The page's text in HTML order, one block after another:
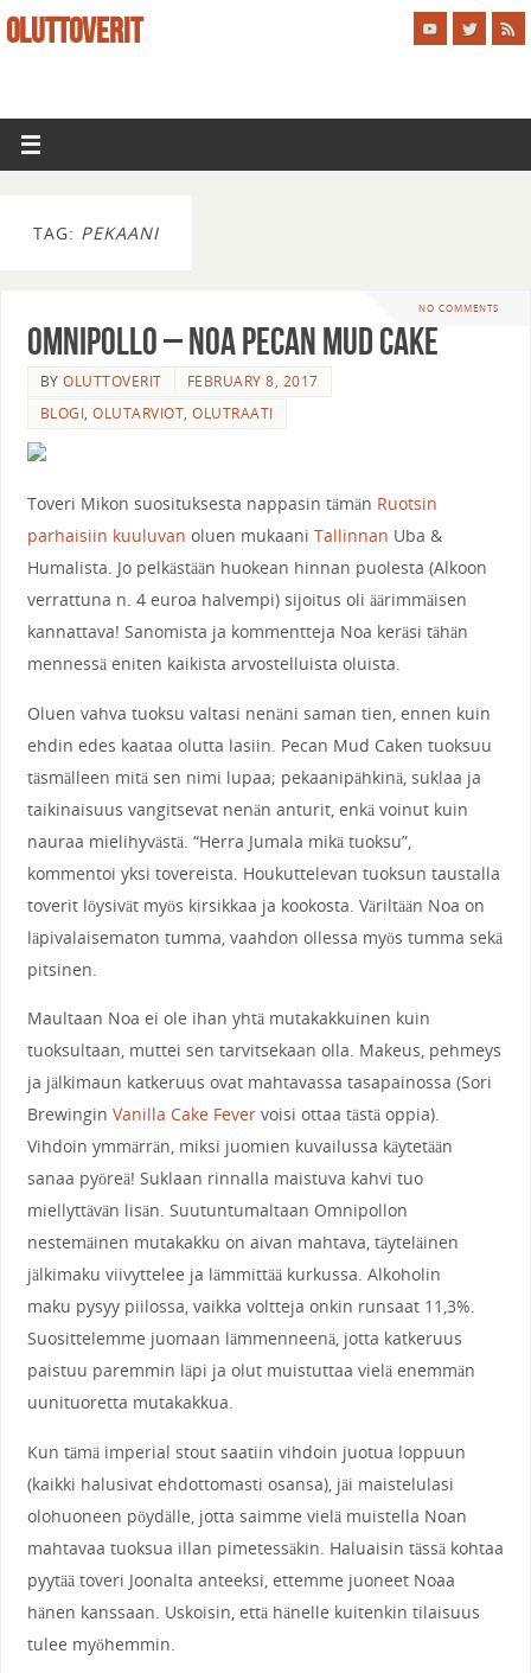
OLUTTOVERIT
TAG: PEKAANI
NO COMMENTS
Omnipollo – Noa Pecan Mud Cake
BYOLUTTOVERIT
FEBRUARY 8, 2017
BLOGI,OLUTARVIOT,OLUTRAATI
Toveri Mikon suosituksesta nappasin tämän Ruotsin
parhaisiin kuuluvan oluen mukaani Tallinnan Uba &
Humalista. Jo pelkästään huokean hinnan puolesta (Alkoon
verrattuna n. 4 euroa halvempi) sijoitus oli äärimmäisen
kannattava! Sanomista ja kommentteja Noa keräsi tähän
mennessä eniten kaikista arvostelluista oluista.
Oluen vahva tuoksu valtasi nenäni saman tien, ennen kuin
ehdin edes kaataa olutta lasiin. Pecan Mud Caken tuoksuu
täsmälleen mitä sen nimi lupaa; pekaanipähkinä, suklaa ja
taikinaisuus vangitsevat nenän anturit, enkä voinut kuin
nauraa mielihyvästä. “Herra Jumala mikä tuoksu”,
kommentoi yksi tovereista. Houkuttelevan tuoksun taustalla
toverit löysivät myös kirsikkaa ja kookosta. Väriltään Noa on
läpivalaisematon tumma, vaahdon ollessa myös tumma sekä
pitsinen.
Maultaan Noa ei ole ihan yhtä mutakakkuinen kuin
tuoksultaan, muttei sen tarvitsekaan olla. Makeus, pehmeys
ja jälkimaun katkeruus ovat mahtavassa tasapainossa (Sori
Brewingin Vanilla Cake Fevervoisi ottaa tästä oppia).
Vihdoin ymmärrän, miksi juomien kuvailussa käytetään
sanaa pyöreä! Suklaan rinnalla maistuva kahvi tuo
miellyttävän lisän. Suutuntumaltaan Omnipollon
nestemäinen mutakakku on aivan mahtava, täyteläinen
jälkimaku viivyttelee ja lämmittää kurkussa. Alkoholin
maku pysyy piilossa, vaikka voltteja onkin runsaat 11,3%.
Suosittelemme juomaan lämmenneenä, jotta katkeruus
paistuu paremmin läpi ja olut muistuttaa vielä enemmän
uunituoretta mutakakkua.
Kun tämä imperial stout saatiin vihdoin juotua loppuun
(kaikki halusivat ehdottomasti osansa), jäi maistelulasi
olohuoneen pöydälle, jotta saimme vielä muistella Noan
mahtavaa tuoksua illan pimetessäkin. Haluaisin tässä kohtaa
pyytää toveri Joonalta anteeksi, ettemme juoneet Noaa
hänen kanssaan. Uskoisin, että hänelle kuitenkin tilaisuus
tulee myöhemmin.